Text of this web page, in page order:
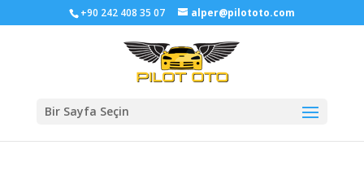
+90 242 408 35 07 alper@pilototo.com
Bir Sayfa Seçin